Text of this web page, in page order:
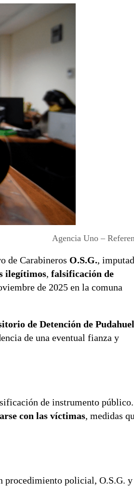
Agencia Uno –
de Carabineros O.S.G.,
ilegítimos, falsificación de
de 2025 en la comuna
de Detención de Pudahuel
de una eventual fianza y
de instrumento público.
con las víctimas, medidas
procedimiento policial, O.S.G. y